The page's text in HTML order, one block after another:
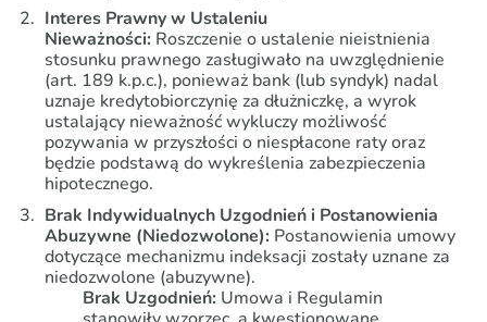
Interes Prawny w Ustaleniu
Nieważności: Roszczenie o ustalenie nieistnienia
stosunku prawnego zasługiwało na uwzględnienie
(art. 189 k.p.c.), ponieważ bank (lub syndyk) nadal
uznaje kredytobiorczynię za dłużniczkę, a wyrok
ustalający nieważność wykluczy możliwość
pozywania w przyszłości o niespłacone raty oraz
będzie podstawą do wykreślenia zabezpieczenia
hipotecznego.
Brak Indywidualnych Uzgodnień i Postanowienia
Abuzywne (Niedozwolone): Postanowienia umowy
dotyczące mechanizmu indeksacji zostały uznane za
niedozwolone (abuzywne).
Brak Uzgodnień: Umowa i Regulamin